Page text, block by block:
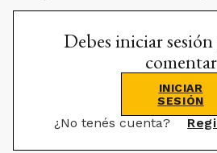
Debes iniciar
comentar
INICIAR
SESIÓN
¿No tenés cuenta?